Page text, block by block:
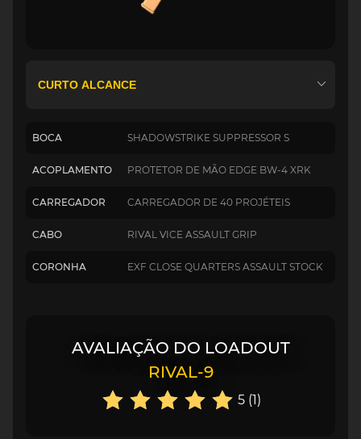
BOCA SHADOWSTRIKE SUPPRESSOR S
ACOPLAMENTO PROTETOR DE MÃO EDGE BW-4 XRK
CARREGADOR CARREGADOR DE 40 PROJÉTEIS
CABO RIVAL VICE ASSAULT GRIP
CORONHA EXF CLOSE QUARTERS ASSAULT STOCK
AVALIAÇÃO DO LOADOUT
RIVAL-9
5 (1)